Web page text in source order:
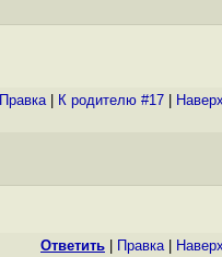
Правка| К родителю #17 Наверх
Ответить Правка| Наверх